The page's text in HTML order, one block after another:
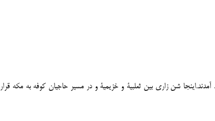
شن زاری بین ثعلبیة و خزیمیة و در مسیر حاجیان کوفه به مکه قرار